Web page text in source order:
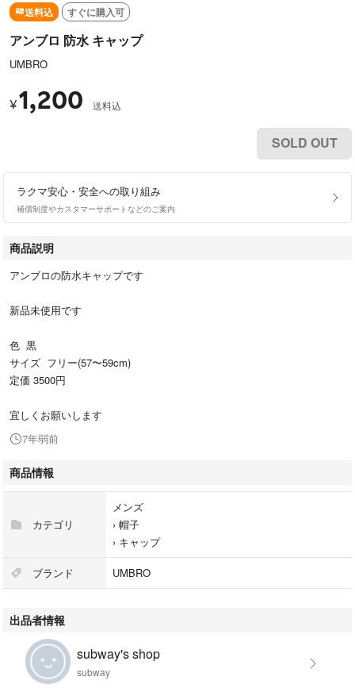
送料込 すぐに購入可
アンブロ 防水 キャップ
UMBRO
¥1,200 送料込
SOLD OUT
ラクマ安心・安全への取り組み
補償制度やカスタマーサポートなどのご案内
商品説明
アンブロの防水キャップです
新品未使用です
色 黒
サイズ フリー(57〜59cm)
定価 3500円
宜しくお願いします
7年弱前
商品情報
カテゴリ
メンズ
› 帽子
› キャップ
ブランド UMBRO
出品者情報
subway's shop
subway